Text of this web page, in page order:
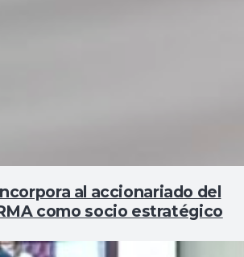
al accionariado del
como socio estratégico